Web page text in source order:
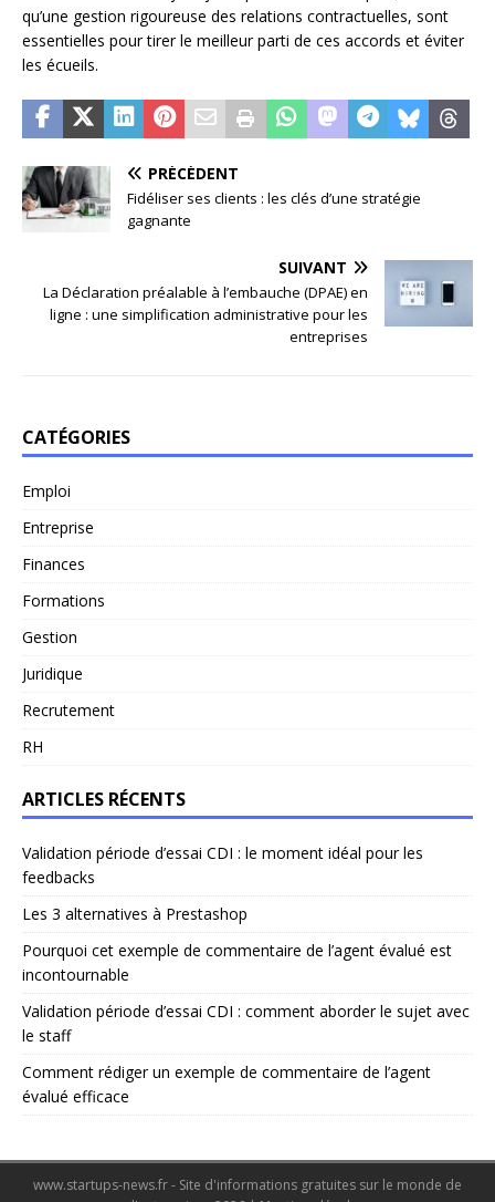
qu’une gestion rigoureuse des relations contractuelles, sont
essentielles pour tirer le meilleur parti de ces accords et éviter
les écueils.
PRÉCÉDENT
Fidéliser ses clients : les clés d’une stratégie
gagnante
SUIVANT
La Déclaration préalable à l’embauche (DPAE) en
ligne : une simplification administrative pour les
entreprises
CATÉGORIES
Emploi
Entreprise
Finances
Formations
Gestion
Juridique
Recrutement
RH
ARTICLES RÉCENTS
Validation période d’essai CDI : le moment idéal pour les
feedbacks
Les 3 alternatives à Prestashop
Pourquoi cet exemple de commentaire de l’agent évalué est
incontournable
Validation période d’essai CDI : comment aborder le sujet avec
le staff
Comment rédiger un exemple de commentaire de l’agent
évalué efficace
www.startups-news.fr - Site d'informations gratuites sur le monde de